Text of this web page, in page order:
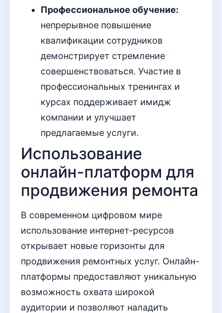
Профессиональное обучение:
непрерывное повышение
квалификации сотрудников
демонстрирует стремление
совершенствоваться. Участие в
профессиональных тренингах и
курсах поддерживает имидж
компании и улучшает
предлагаемые услуги.
Использование
онлайн-платформ для
продвижения ремонта
В современном цифровом мире
использование интернет-ресурсов
открывает новые горизонты для
продвижения ремонтных услуг. Онлайн-
платформы предоставляют уникальную
возможность охвата широкой
аудитории и позволяют наладить